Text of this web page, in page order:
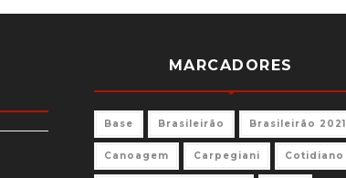
MARCADORES
Base Brasileirão Brasileirão 2021
Canoagem Carpegiani Cotidiano